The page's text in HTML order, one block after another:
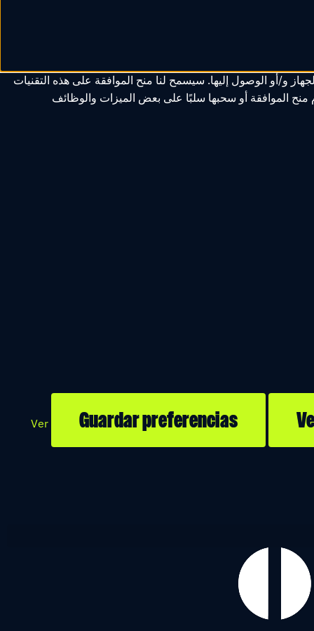
و/أو الوصول إليها. سيسمح لنا منح الموافقة على هذه التقنيات
منح الموافقة أو سحبها سلبًا على بعض الميزات والوظائف
Guardar preferencias
Ver